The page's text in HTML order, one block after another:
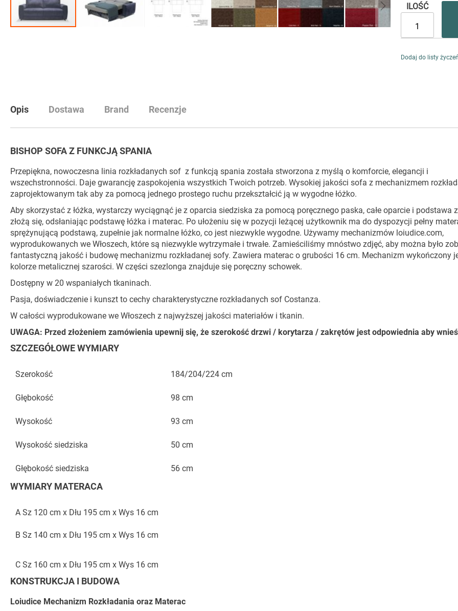
ILOŚĆ
Dodaj do listy życzeń
Opis
BISHOP SOFA Z FUNKCJĄ SPANIA
Przepiękna, nowoczesna linia rozkładanych sof z funkcją spania została stworzona z myślą o komforcie, elegancji i
wszechstronności. Daje gwarancję zaspokojenia wszystkich Twoich potrzeb. Wysokiej jakości sofa z mechanizmem
zaprojektowanym tak aby za pomocą jednego prostego ruchu przekształcić ją w wygodne łóżko.
Aby skorzystać z łóżka, wystarczy wyciągnąć je z oparcia siedziska za pomocą poręcznego paska, całe oparcie i podstawa
złożą się, odsłaniając podstawę łóżka i materac. Po ułożeniu się w pozycji leżącej użytkownik ma do dyspozycji pełny
sprężynującą podstawą, zupełnie jak normalne łóżko, co jest niezwykle wygodne. Używamy mechanizmów loiudice.com,
wyprodukowanych we Włoszech, które są niezwykle wytrzymałe i trwałe. Zamieściliśmy mnóstwo zdjęć, aby można było
fantastyczną jakość i budowę mechanizmu rozkładanej sofy. Zawiera materac o grubości 16 cm. Mechanizm wykończony
kolorze metalicznej szarości. W części szezlonga znajduje się poręczny schowek.
Dostępny w 20 wspaniałych tkaninach.
Pasja, doświadczenie i kunszt to cechy charakterystyczne rozkładanych sof Costanza.
W całości wyprodukowane we Włoszech z najwyższej jakości materiałów i tkanin.
UWAGA: Przed złożeniem zamówienia upewnij się, że szerokość drzwi / korytarza / zakrętów jest odpowiednia aby
SZCZEGÓŁOWE WYMIARY
Szerokość 184/204/224 cm
Głębokość 98 cm
Wysokość 93 cm
Wysokość siedziska 50 cm
Głębokość siedziska 56 cm
WYMIARY MATERACA
A Sz 120 cm x Dłu 195 cm x Wys 16 cm
B Sz 140 cm x Dłu 195 cm x Wys 16 cm
C Sz 160 cm x Dłu 195 cm x Wys 16 cm
KONSTRUKCJA I BUDOWA
Loiudice Mechanizm Rozkładania oraz Materac
Dostawa Brand Recenzje